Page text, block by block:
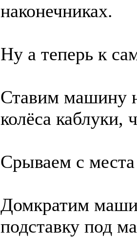
наконечниках.
Ну а теперь к
Ставим машину
колёса каблуки,
Срываем с
Домкратим
подставку под